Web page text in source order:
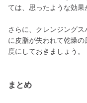
ては、思ったような効果
さらに、クレンジング
に皮脂が失われて乾燥
度にしておきましょう。
まとめ